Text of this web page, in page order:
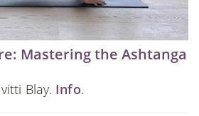
Mastering the Ashtanga
Blay. Info.